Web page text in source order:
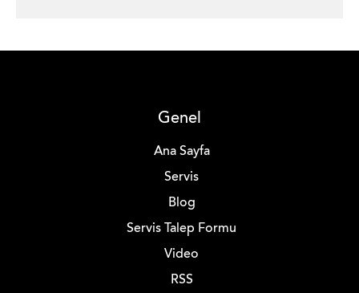
Genel
Ana Sayfa
Servis
Blog
Servis Talep Formu
Video
RSS